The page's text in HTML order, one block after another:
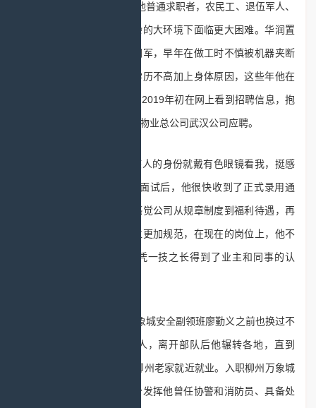
相较高校毕业生和其他普通求职者，农民工、退伍军人、
残疾人等群体的就业在复杂的大环境下面临更大困难。华润置
地武汉橡树湾项目维修工胡军，早年在做工时不慎被机器夹断
手指，落下了残疾，由于学历不高加上身体原因，这些年他在
求职市场中屡屡碰壁，直到2019年初在网上看到招聘信息，抱
着试一试的心态到华润置地物业总公司武汉公司应聘。
“公司没有因为我残疾人的身份就戴有色眼镜看我，挺感
动的。”胡军介绍，在通过面试后，他很快收到了正式录用通
知。入职一年多以来，他感觉公司从规章制度到福利待遇，再
到员工关怀都比以前的单位更加规范，在现在的岗位上，他不
仅有稳定的收入保障，也凭一技之长得到了业主和同事的认
与胡军一样，柳州万象城安全副领班廖勤义之前也换过不
少工作。作为一名退伍军人，离开部队后他辗转各地，直到
2018年因家庭原因决定回柳州老家就近就业。入职柳州万象城
物业服务中心后，中心充分发挥他曾任协警和消防员、具备处